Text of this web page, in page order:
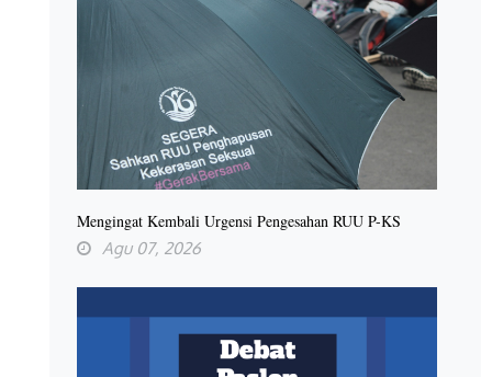
Mengingat Kembali Urgensi Pengesahan RUU P-KS
Agu 07, 2026